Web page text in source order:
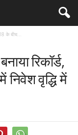
के बीच...
रिकॉर्ड,
वृद्धि में